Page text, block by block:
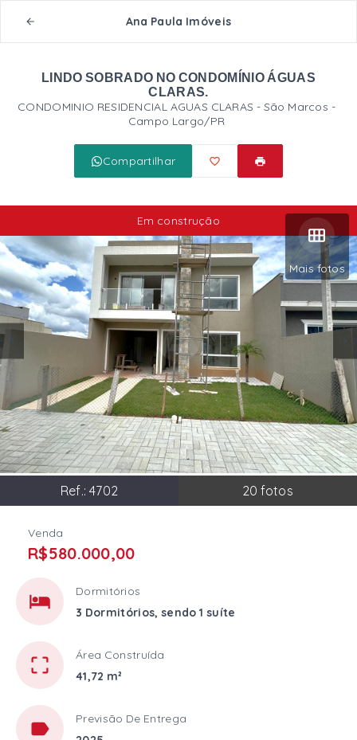
Ana Paula Imóveis
LINDO SOBRADO NO CONDOMÍNIO ÁGUAS
CLARAS.
CONDOMINIO RESIDENCIAL AGUAS CLARAS - São Marcos -
Campo Largo/PR
Compartilhar
Mais fotos
Ref.: 4702 20 fotos
Em construção
Venda
R$580.000,00
Dormitórios
3 Dormitórios, sendo 1 suíte
Área Construída
41,72 m²
Previsão De Entrega